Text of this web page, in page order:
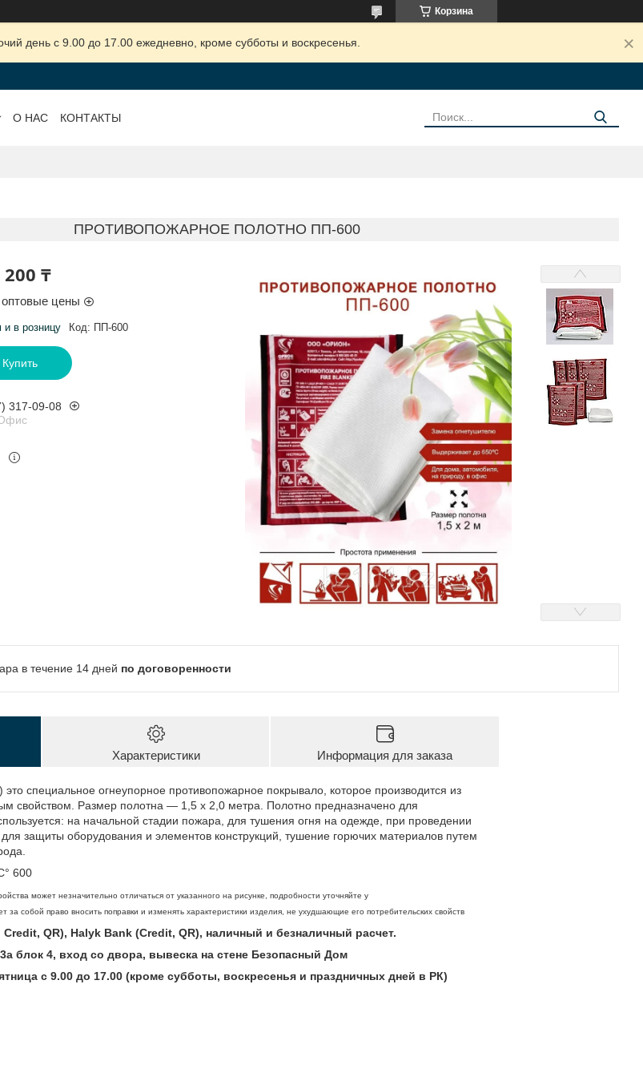
Корзина
день с 9.00 до 17.00 ежедневно, кроме субботы и воскресенья.
О НАС КОНТАКТЫ
ПРОТИВОПОЖАРНОЕ ПОЛОТНО ПП-600
200 ₸
оптовые цены
и в розницу Код: ПП-600
Купить
317-09-08
в течение 14 дней по договоренности
Характеристики Информация для заказа
специальное огнеупорное противопожарное покрывало, которое производится из
свойством. Размер полотна — 1,5 х 2,0 метра. Полотно предназначено для
на начальной стадии пожара, для тушения огня на одежде, при проведении
защиты оборудования и элементов конструкций, тушение горючих материалов путем
600
может незначительно отличаться от указанного на рисунке, подробности уточняйте у
за собой право вносить поправки и изменять характеристики изделия, не ухудшающие его потребительских свойств
QR), Halyk Bank (Credit, QR), наличный и безналичный расчет.
блок 4, вход со двора, вывеска на стене Безопасный Дом
с 9.00 до 17.00 (кроме субботы, воскресенья и праздничных дней в РК)